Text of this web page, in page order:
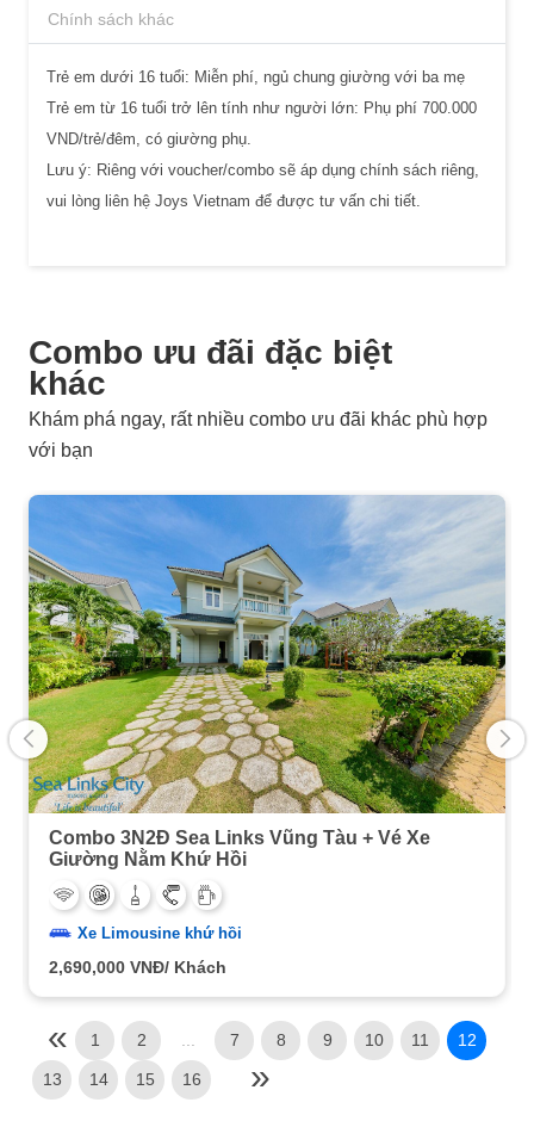
Chính sách khác
Trẻ em dưới 16 tuổi: Miễn phí, ngủ chung giường với ba mẹ
Trẻ em từ 16 tuổi trở lên tính như người lớn: Phụ phí 700.000
VND/trẻ/đêm, có giường phụ.
Lưu ý: Riêng với voucher/combo sẽ áp dụng chính sách riêng,
vui lòng liên hệ Joys Vietnam để được tư vấn chi tiết.
Combo ưu đãi đặc biệt
khác
Khám phá ngay, rất nhiều combo ưu đãi khác phù hợp
với bạn
Combo 3N2Đ Sea Links Vũng Tàu + Vé Xe
Giường Nằm Khứ Hồi
Xe Limousine khứ hồi
2,690,000 VNĐ/ Khách
1 2 7 8 9 10 11 12
13 14 15 16